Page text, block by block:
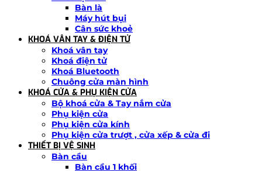
Bàn là
Máy hút bụi
Cân sức khoẻ
KHOÁ VÂN TAY & ĐIỆN TỬ
Khoá vân tay
Khoá điện tử
Khoá Bluetooth
Chuông cửa màn hình
KHOÁ CỬA & PHỤ KIỆN CỬA
Bộ khoá cửa & Tay nắm cửa
Phụ kiện cửa
Phụ kiện cửa kính
Phụ kiện cửa trượt , cửa xếp & cửa đi
THIẾT BỊ VỆ SINH
Bàn cầu
Bàn cầu 1 khối